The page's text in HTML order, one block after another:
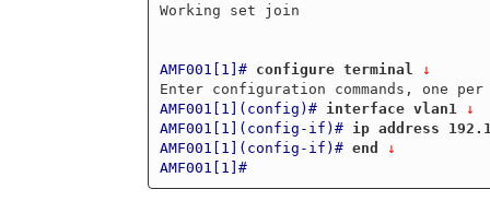
Working set join
AMF001[1]# configure terminal ↓
AMF001[1](config)# interface vlan1
↓
AMF001[1](config-if)#
ip address
AMF001[1](config-if)# end
↓
AMF001[1]#